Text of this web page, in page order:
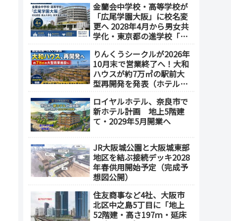
業施設も開発へ【2032年以
降開業】
金蘭会中学校・高等学校が
「広尾学園大阪」に校名変
更へ 2028年4月から男女共
学化・東京都の進学校「広
りんくうシークルが2026年
10月末で営業終了へ！大和
ハウスが約7万㎡の駅前大
型再開発を発表（ホテル開
ロイヤルホテル、奈良市で
新ホテル計画 地上5階建
て・2029年5月開業へ
JR大阪城公園と大阪城東部
地区を結ぶ接続デッキ2028
年春供用開始予定（完成予
想図公開）
住友商事など4社、大阪市
北区中之島5丁目に「地上
52階建・高さ197ｍ・延床